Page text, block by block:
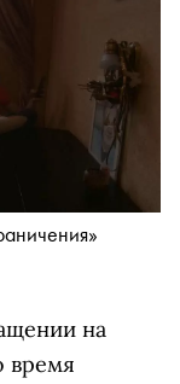
на
время